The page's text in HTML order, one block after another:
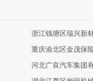
浙江钱塘区瑞兴新
重庆渝北区金茂保
河北广良汽车集团